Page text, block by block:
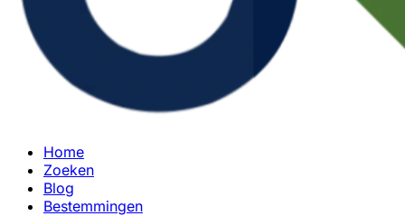
Home
Zoeken
Blog
Bestemmingen